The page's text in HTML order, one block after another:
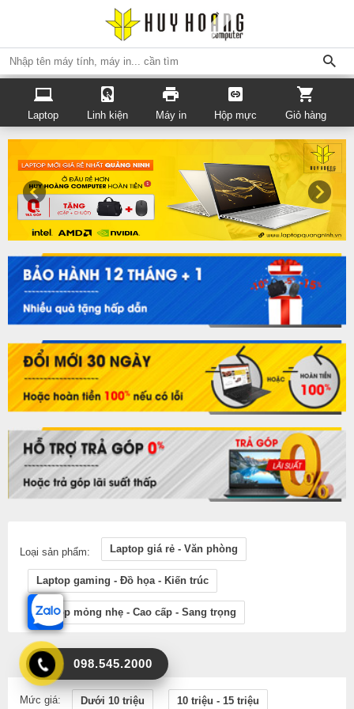
Laptop Linh kiện Máy in Hộp mực Giỏ hàng
Loại sản phẩm: Laptop giá rẻ - Văn phòng
Laptop gaming - Đồ họa - Kiến trúc
Laptop mỏng nhẹ - Cao cấp - Sang trọng
Mức giá: Dưới 10 triệu 10 triệu - 15 triệu
098.545.2000